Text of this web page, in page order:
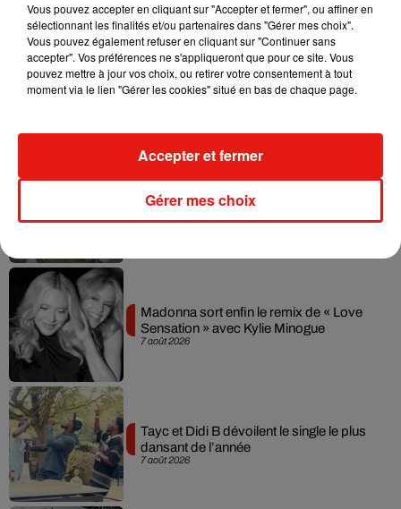
is trying to sleep �x€xÂpic.twitter.com/E812wArs4M
— lewis (@lewisa95)29 mars 2019
Musique
7 août 2026
Julien Lieb s’essaye à la vie de chatelain
dans son nouveau clip
7 août 2026
Madonna sort enfin le remix de « Love
Sensation » avec Kylie Minogue
7 août 2026
Tayc et Didi B dévoilent le single le plus
dansant de l’année
Vous pouvez accepter en cliquant sur "Accepter et fermer", ou affiner en
sélectionnant les finalités et/ou partenaires dans "Gérer mes choix".
Vous pouvez également refuser en cliquant sur "Continuer sans
accepter". Vos préférences ne s'appliqueront que pour ce site. Vous
pouvez mettre à jour vos choix, ou retirer votre consentement à tout
moment via le lien "Gérer les cookies" situé en bas de chaque page.
Gérer mes choix
Accepter et fermer